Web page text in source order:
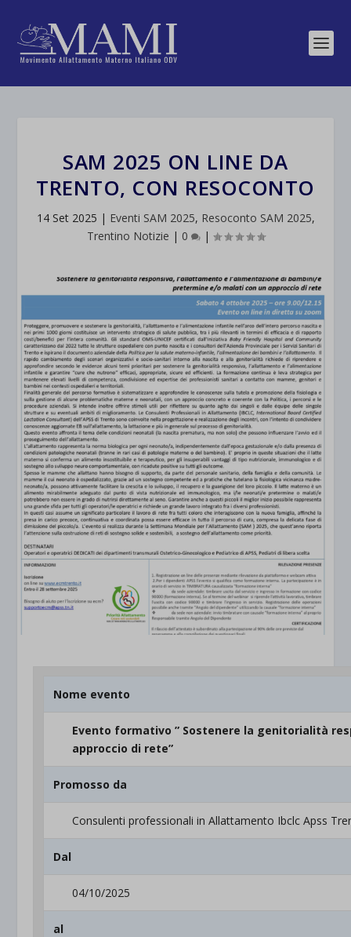
SAM 2025 ON LINE DA
TRENTO, CON RESOCONTO
14 Set 2025 | Eventi SAM 2025, Resoconto SAM 2025,
Trentino Notizie | 0 |
Nome evento
Evento formativo ” Sostenere la genitorialità
approccio di rete”
Promosso da
Consulenti professionali in Allattamento Ibclc Apss
Dal
04/10/2025
al